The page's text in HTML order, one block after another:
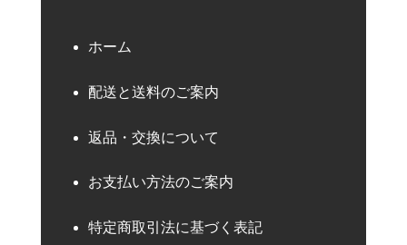
ホーム
配送と送料のご案内
返品・交換について
お支払い方法のご案内
特定商取引法に基づく表記